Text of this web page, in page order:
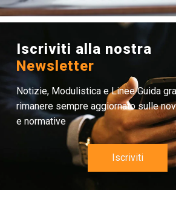
Iscriviti alla nostra
Newsletter
Notizie, Modulistica e Linee Guida
rimanere sempre aggiornato sulle
e normative
Iscriviti